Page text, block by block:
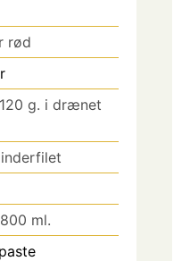
rød
120 g. i drænet
inderfilet
800 ml.